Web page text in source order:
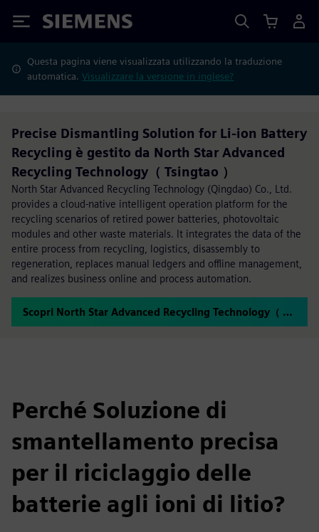
Siemens
Questa pagina viene visualizzata utilizzando la traduzione
automatica.Visualizzare la versione in inglese?
Precise Dismantling Solution for Li-ion Battery
Recycling è gestito da North Star Advanced
Recycling Technology（ Tsingtao ）
North Star Advanced Recycling Technology (Qingdao) Co., Ltd.
provides a cloud-native intelligent operation platform for the
recycling scenarios of retired power batteries, photovoltaic
modules and other waste materials. It integrates the data of the
entire process from recycling, logistics, disassembly to
regeneration, replaces manual ledgers and offline management,
and realizes business online and process automation.
Scopri North Star Advanced Recycling Technology（ Tsingtao ）
Perché Soluzione di
smantellamento precisa
per il riciclaggio delle
batterie agli ioni di litio?